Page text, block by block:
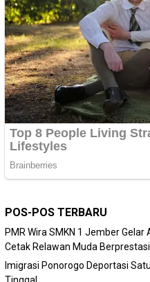
POS-POS TERBARU
PMR Wira SMKN 1 Jember
Cetak Relawan Muda Berprestasi
Imigrasi Ponorogo Deportasi